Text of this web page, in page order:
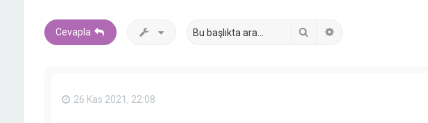
Cevapla
26 Kas 2021, 22:08